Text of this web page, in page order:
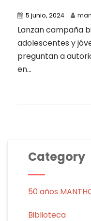
5 junio, 2024
Lanzan campaña
adolescentes y
preguntan a
en...
Category
50 años
Biblioteca